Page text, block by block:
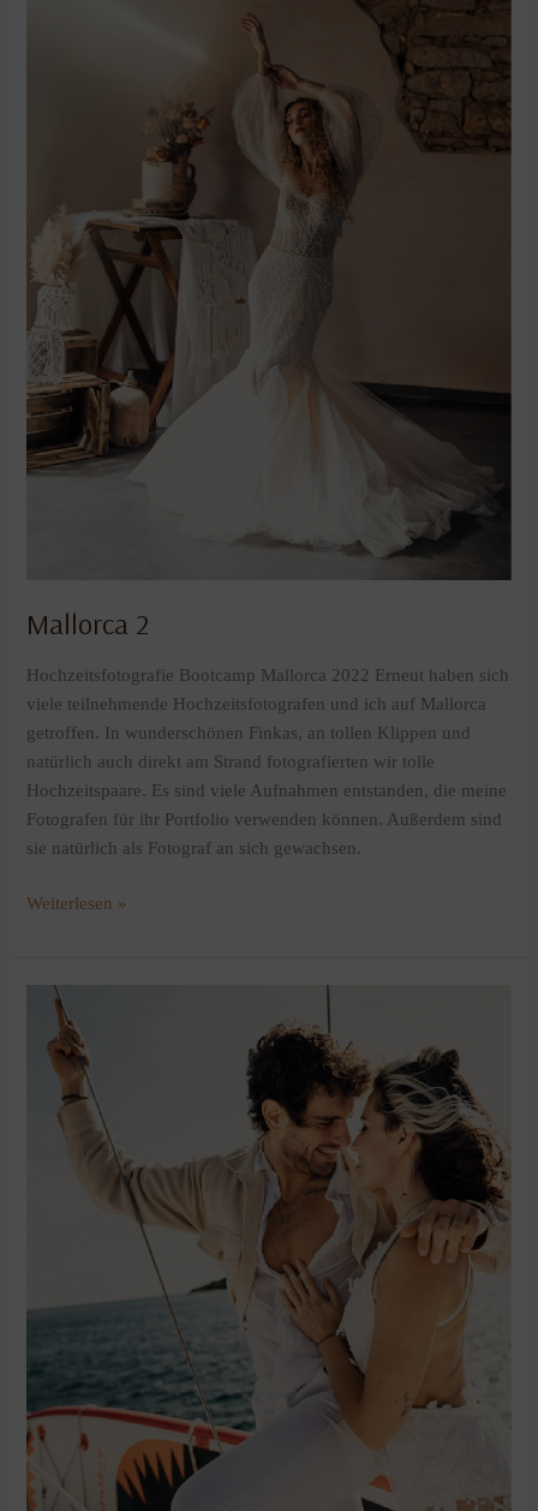
Mallorca 2
Hochzeitsfotografie Bootcamp Mallorca 2022 Erneut haben sich
viele teilnehmende Hochzeitsfotografen und ich auf Mallorca
getroffen. In wunderschönen Finkas, an tollen Klippen und
natürlich auch direkt am Strand fotografierten wir tolle
Hochzeitspaare. Es sind viele Aufnahmen entstanden, die meine
Fotografen für ihr Portfolio verwenden können. Außerdem sind
sie natürlich als Fotograf an sich gewachsen.
Weiterlesen »
Mallorca